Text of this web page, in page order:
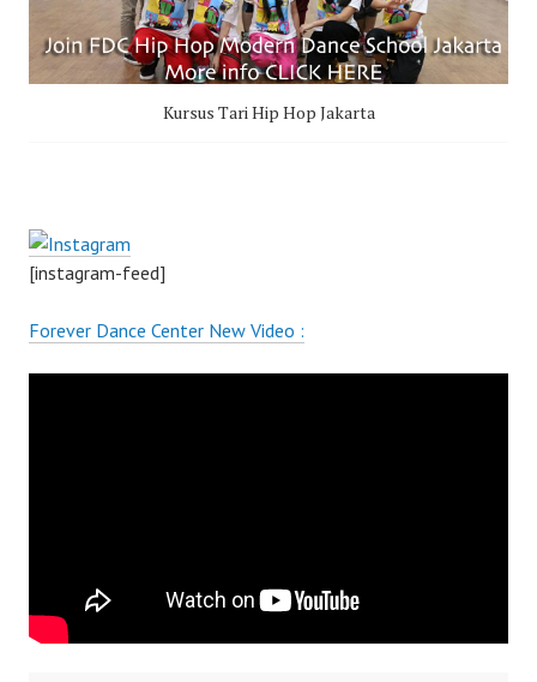
Kursus Tari Hip Hop Jakarta
[instagram-feed]
Forever Dance Center New Video :